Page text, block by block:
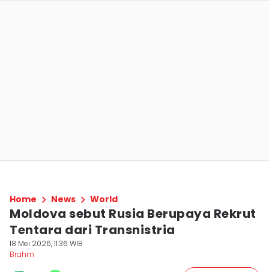
Home News World
Moldova sebut Rusia Berupaya Rekrut
Tentara dari Transnistria
18 Mei 2026, 11:36 WIB
Brahm